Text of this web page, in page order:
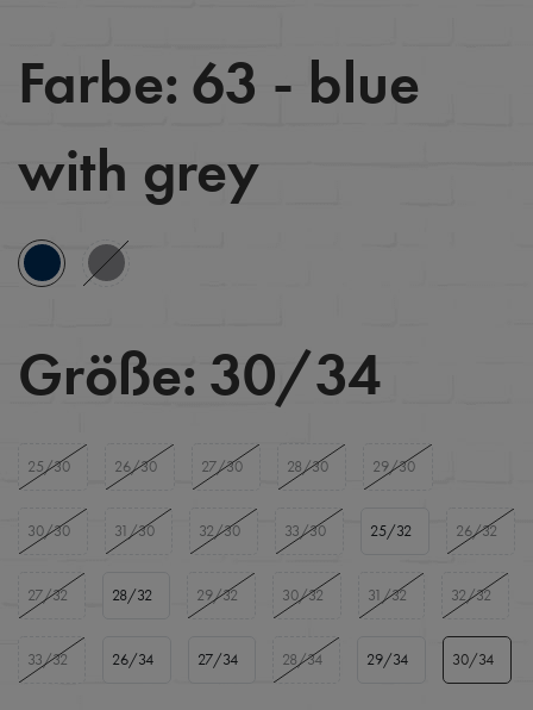
Farbe: 63 - blue
with grey
Größe: 30/34
25/30 26/30 27/30 28/30 29/30
30/30 31/30 32/30 33/30 25/32 26/32
27/32 28/32 29/32 30/32 31/32 32/32
33/32 26/34 27/34 28/34 29/34 30/34